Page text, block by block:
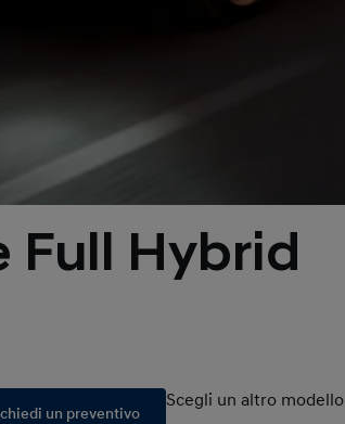
Full Hybrid
un preventivo
Scegli un altro modello